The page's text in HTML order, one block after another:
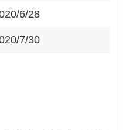
6/28
7/30